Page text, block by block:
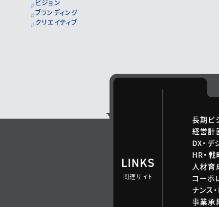
ビジョン
ブランディング
クリエイティブ
LINKS
関連サイト
長期ビ
経営計
DX・デ
HR・
人材育
コーポ
ナンス
事業承